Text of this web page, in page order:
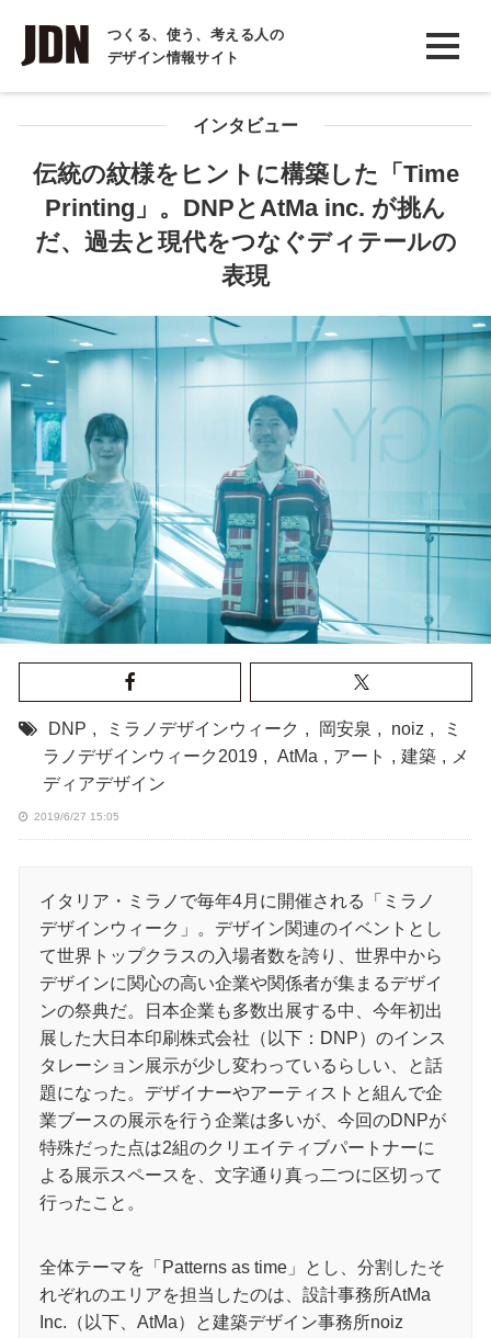
つくる、使う、考える人の
デザイン情報サイト
INTERVIEW
インタビュー
REPORT
COLUMN
コラム
インタビュー
伝統の紋様をヒントに構築した「Time
Printing」。DNPとAtMa inc. が挑ん
だ、過去と現代をつなぐディテールの
表現
DNP , ミラノデザインウィーク , 岡安泉 , noiz ,
ミ
ラノデザインウィーク2019 , AtMa , アート , 建築 , メ
ディアデザイン
2019/6/27 15:05
イタリア・ミラノで毎年4月に開催される「ミラノ
デザインウィーク」。デザイン関連のイベントとし
て世界トップクラスの入場者数を誇り、世界中から
デザインに関心の高い企業や関係者が集まるデザイ
ンの祭典だ。日本企業も多数出展する中、今年初出
展した大日本印刷株式会社（以下：DNP）のインス
タレーション展示が少し変わっているらしい、と話
題になった。デザイナーやアーティストと組んで企
業ブースの展示を行う企業は多いが、今回のDNPが
特殊だった点は2組のクリエイティブパートナーに
よる展示スペースを、文字通り真っ二つに区切って
行ったこと。
全体テーマを「Patterns as time」とし、分割したそ
れぞれのエリアを担当したのは、設計事務所AtMa
Inc.（以下、AtMa）と建築デザイン事務所noiz